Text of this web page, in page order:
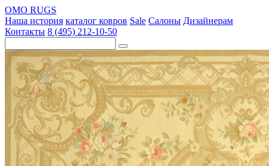
OMO RUGS
Наша история каталог ковров Sale Салоны Дизайнерам
Контакты 8 (495) 212-10-50